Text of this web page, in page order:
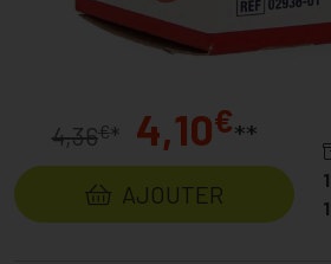
4,36€* 4,10€**
AJOUTER